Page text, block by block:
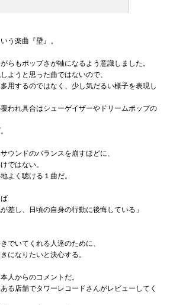
う楽曲『壁』。
らもポップさが軸になるよう意識しました。
ようと思った曲ではないので、
用するのではなく、少し気だるい様子を表現し
われ具合はシューゲイザーやドリームポップの
ウンドのバランスを崩すほどに、
ではない。
よく聴ける１曲だ。
差し、日頃の自身の行動に後悔している」
でいてくれる人達のために、
になりたいと決心する。
人からのコメントだ。
る店舗でタワーレコードさんがレビューしてく